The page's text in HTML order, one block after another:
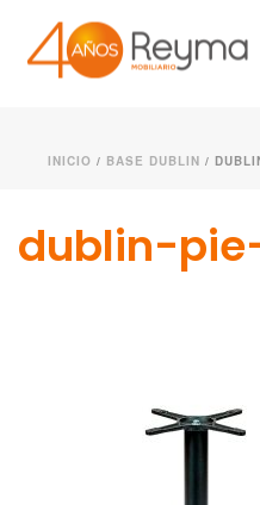
INICIO / BASE DUBLIN /
dublin-